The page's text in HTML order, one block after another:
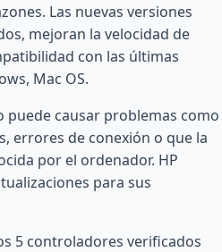
Las nuevas versiones
mejoran la velocidad de
con las últimas
Mac OS.
puede causar problemas como
errores de conexión o que la
por el ordenador. HP
para sus
5 controladores verificados